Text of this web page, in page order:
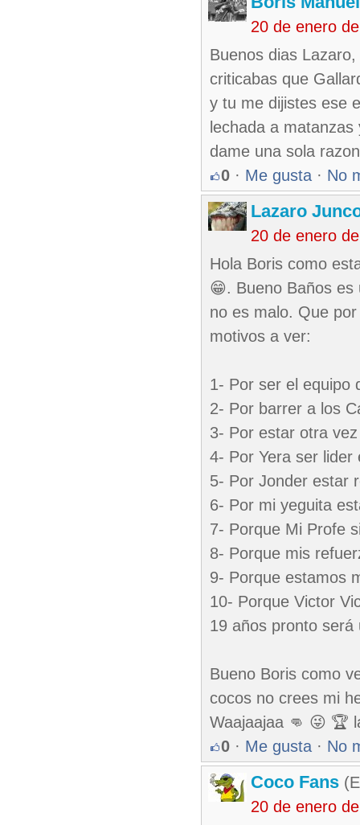
20 de enero
Buenos dias
criticabas que
y tu me dijistes ese
lechada a
dame una sola
0 · Me gusta · No
Lazaro
20 de enero
Hola Boris como
😁. Bueno Baños
no es malo. Que
motivos a ver:
1- Por ser el equipo
2- Por barrer a los
3- Por estar otra
4- Por Yera ser lider
5- Por Jonder estar
6- Por mi yeguita
7- Porque Mi Profe
8- Porque mis
9- Porque estamos
10- Porque Victor
19 años pronto
Bueno Boris como
cocos no crees mi
Waajaajaa 👊 😜 🏆
0 · Me gusta · No
Coco Fans
20 de enero